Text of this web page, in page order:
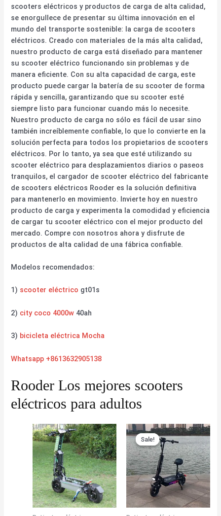
scooters eléctricos y productos de carga de alta calidad,
se enorgullece de presentar su última innovación en el
mundo del transporte sostenible: la carga de scooters
eléctricos. Creado con materiales de la más alta calidad,
nuestro producto de carga está diseñado para mantener
su scooter eléctrico funcionando sin problemas y de
manera eficiente. Con su alta capacidad de carga, este
producto puede cargar la batería de su scooter de forma
rápida y sencilla, garantizando que su scooter esté
siempre listo para funcionar cuando más lo necesite.
Nuestro producto de carga no sólo es fácil de usar sino
también increíblemente confiable, lo que lo convierte en la
solución perfecta para todos los propietarios de scooters
eléctricos. Por lo tanto, ya sea que esté utilizando su
scooter eléctrico para desplazamientos diarios o paseos
tranquilos, el cargador de scooter eléctrico del fabricante
de scooters eléctricos Rooder es la solución definitiva
para mantenerlo en movimiento. Invierte hoy en nuestro
producto de carga y experimenta la comodidad y eficiencia
de cargar tu scooter eléctrico con el mejor producto del
mercado. Compre con nosotros ahora y disfrute de
productos de alta calidad de una fábrica confiable.
Modelos recomendados:
1) scooter eléctrico gt01s
2) city coco 4000w 40ah
3) bicicleta eléctrica Mocha
Whatsapp +8613632905138
Rooder Los mejores scooters
eléctricos para adultos
Sale!
Sale!